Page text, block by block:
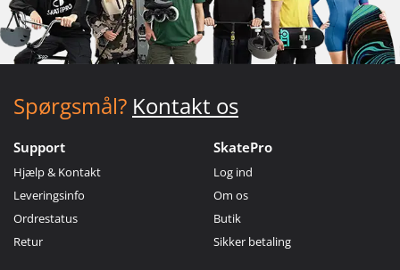
Spørgsmål? Kontakt os
Support
Hjælp & Kontakt
Leveringsinfo
Ordrestatus
Retur
SkatePro
Log ind
Om os
Butik
Sikker betaling